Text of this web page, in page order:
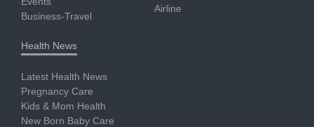
Business-Travel
Airline
Health News
Latest Health News
Pregnancy Care
Kids & Mom Health
New Born Baby Care